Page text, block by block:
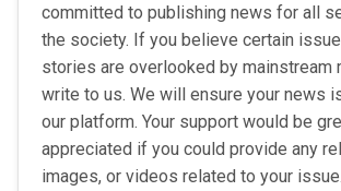
committed to publishing news for all
the society. If you believe certain
stories are overlooked by mainstream
write to us. We will ensure your news
our platform. Your support would be
appreciated if you could provide any
images, or videos related to your issue.